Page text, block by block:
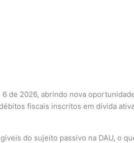
de 2026, abrindo nova
fiscais inscritos em dívida
do sujeito passivo na DAU, o